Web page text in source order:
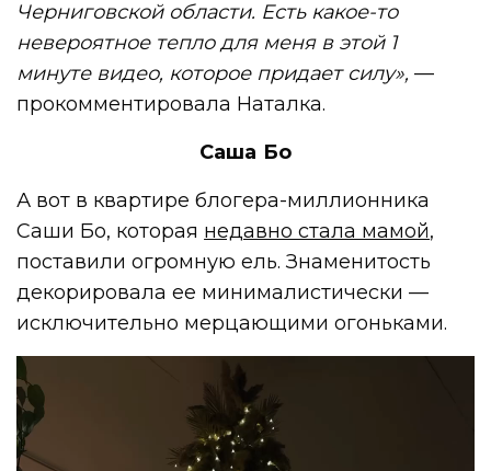
Черниговской области. Есть какое-то
невероятное тепло для меня в этой 1
минуте видео, которое придает силу», —
прокомментировала Наталка.
Саша Бо
А вот в квартире блогера-миллионника
Саши Бо, которая недавно стала мамой,
поставили огромную ель. Знаменитость
декорировала ее минималистически —
исключительно мерцающими огоньками.